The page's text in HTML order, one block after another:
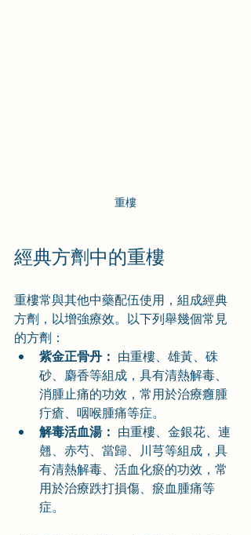
重樓
經典方劑中的重樓
重樓常與其他中藥配伍使用，組成經典
方劑，以增強療效。以下列舉幾個常見
的方劑：
紫金正骨丹： 由重樓、雄黃、硃
砂、麝香等組成，具有清熱解毒、
消腫止痛的功效，常用於治療癰腫
疔瘡、咽喉腫痛等症。
解毒活血湯： 由重樓、金銀花、連
翹、赤芍、當歸、川芎等組成，具
有清熱解毒、活血化瘀的功效，常
用於治療跌打損傷、瘀血腫痛等
症。